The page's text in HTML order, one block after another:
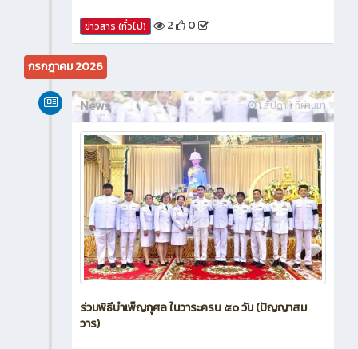
ข่าวสาร (ทั่วไป) 2 0
กรกฎาคม 2026
1 สัปดาห์ ที่ผ่านมา
News
ร่วมพิธีบำเพ็ญกุศล ในวาระครบ ๕๐ วัน (ปัญญาสม
วาร)